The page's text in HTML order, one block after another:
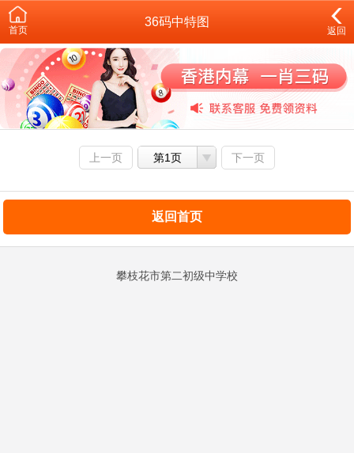
首页
36码中特图
返回
上一页 第1页 下一页
返回首页
攀枝花市第二初级中学校